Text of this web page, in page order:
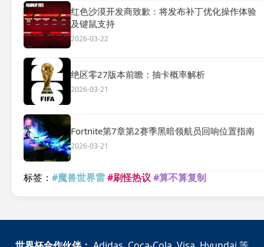
红色沙漠开发商致歉：将发布补丁优化操作体验
及键鼠支持
2026-03-22
绝区零27版本前瞻：抽卡概率解析
2026-03-21
Fortnite第7章第2赛季黑暗领航员回响位置指南
2026-03-21
标签： #魔兽世界雷#刷怪热议 #算不算复制